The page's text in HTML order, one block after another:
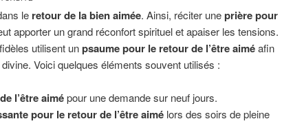
le retour de la bien aimée. Ainsi, réciter uneprière pour
apporter un grand réconfort spirituel et apaiser les tensions.
utilisent unpsaume pour le retour de l’être aiméafin
Voici quelques éléments souvent utilisés :
l’être aimépour une demande sur neuf jours.
pour le retour de l’être aimélors des soirs de pleine